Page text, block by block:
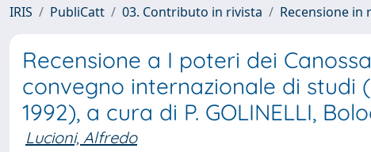
IRIS PubliCatt 03. Contributo in rivista Recensione in
Recensione a I poteri dei
convegno internazionale di studi
1992), a cura di P. GOLINELLI,
Lucioni, Alfredo